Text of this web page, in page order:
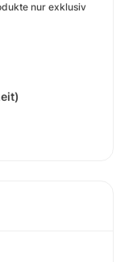
nur exklusiv